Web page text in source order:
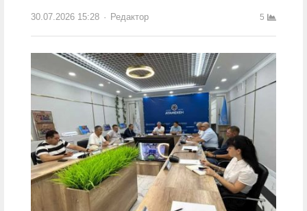
30.07.2026 15:28 Author
Редактор 5